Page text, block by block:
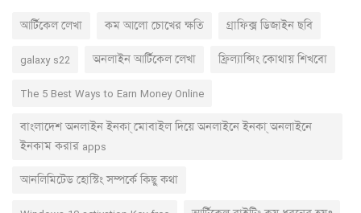
আর্টিকেল লেখা কম আলো চোখের ক্ষতি গ্রাফিক্স ডিজাইন ছবি
galaxy s22 অনলাইন আর্টিকেল লেখা ফ্রিল্যান্সিং কোথায় শিখবো
The 5 Best Ways to Earn Money Online
বাংলাদেশ অনলাইন ইনকা্‌ মোবাইল দিয়ে অনলাইনে ইনকা্‌ অনলাইনে
ইনকাম করার apps
আনলিমিটেড হোস্টিং সম্পর্কে কিছু কথা